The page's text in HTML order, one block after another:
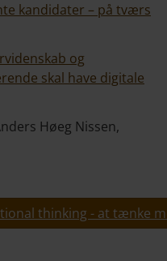
kandidater – på tværs
og
skal have digitale
Høeg Nissen,
thinking - at tænke